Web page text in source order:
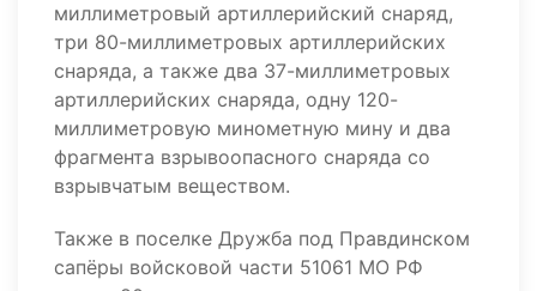
миллиметровый артиллерийский снаряд,
три 80-миллиметровых артиллерийских
снаряда, а также два 37-миллиметровых
артиллерийских снаряда, одну 120-
миллиметровую минометную мину и два
фрагмента взрывоопасного снаряда со
взрывчатым веществом.
Также в поселке Дружба под Правдинском
сапёры войсковой части 51061 МО РФ